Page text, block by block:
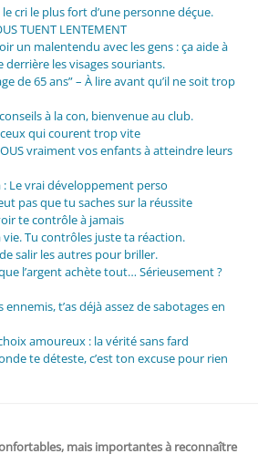
cri le plus fort d’une personne déçue.
TUENT LENTEMENT
un malentendu avec les gens : ça aide à
derrière les visages souriants.
de 65 ans” – À lire avant qu’il ne soit trop
à la con, bienvenue au club.
ceux qui courent trop vite
vraiment vos enfants à atteindre leurs
: Le vrai développement perso
pas que tu saches sur la réussite
te contrôle à jamais
Tu contrôles juste ta réaction.
salir les autres pour briller.
l’argent achète tout… Sérieusement ?
t’as déjà assez de sabotages en
amoureux : la vérité sans fard
te déteste, c’est ton excuse pour rien
mais importantes à reconnaître